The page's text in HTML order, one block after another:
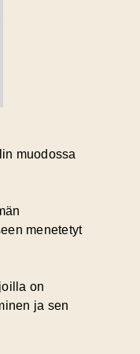
muodossa
menetetyt
on
ja sen